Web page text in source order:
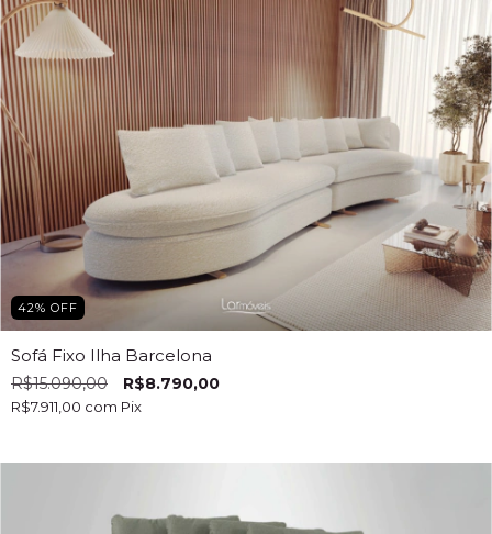
42% OFF
Sofá Fixo Ilha Barcelona
R$15.090,00 R$8.790,00
R$7.911,00 com Pix